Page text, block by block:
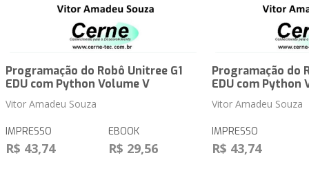
Programação do Robô Unitree G1
EDU com Python Volume V
Vitor Amadeu Souza
IMPRESSO
R$ 43,74
EBOOK
R$ 29,56
Programação do
EDU com Python
Vitor Amadeu Souza
IMPRESSO
R$ 43,74